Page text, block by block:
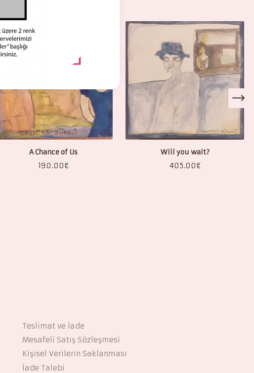
A Chance of Us
190.00€
Will you wait?
405.00€
Teslimat ve İade
Mesafeli Satış Sözleşmesi
Kişisel Verilerin Saklanması
İade Talebi